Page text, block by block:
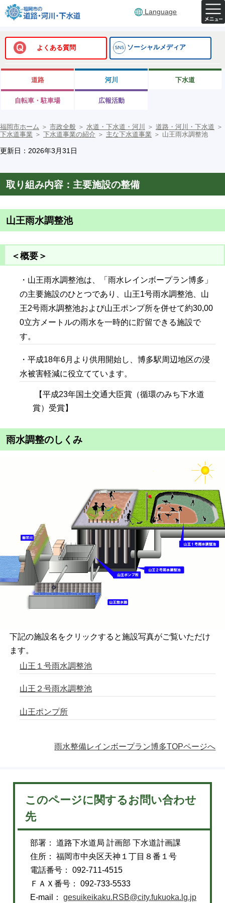
Language
よくある質問 ソーシャルメディア
道路 河川 下水道
自転車・駐車場 広報活動
福岡市ホーム ＞ 市政全般 ＞ 水道・下水道・河川 ＞ 道路・河川・下水道 ＞
下水道事業 ＞ 下水道事業の紹介 ＞ 主な下水道事業 ＞ 山王雨水調整池
更新日：2026年3月31日
取り組み内容：主要施設の整備
山王雨水調整池
＜概要＞
・山王雨水調整池は、「雨水レインボープラン博多」
の主要施設のひとつであり、山王1号雨水調整池、山
王2号雨水調整池および山王ポンプ所を併せて約30,00
0立方メートルの雨水を一時的に貯留できる施設で
す。
・平成18年6月より供用開始し、博多駅周辺地区の浸
水被害軽減に役立てています。
【平成23年国土交通大臣賞（循環のみち下水道
賞）受賞】
雨水調整のしくみ
下記の施設名をクリックすると施設写真がご覧いただけ
ます。
山王１号雨水調整池
山王２号雨水調整池
山王ポンプ所
雨水整備レインボープラン博多TOPページへ
このページに関するお問い合わせ
先
部署： 道路下水道局 計画部 下水道計画課
住所： 福岡市中央区天神１丁目８番１号
電話番号： 092-711-4515
ＦＡＸ番号： 092-733-5533
E-mail：gesuikeikaku.RSB@city.fukuoka.lg.jp